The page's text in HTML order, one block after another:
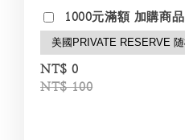
1000元滿額 加購商品
NT$ 0
NT$ 100